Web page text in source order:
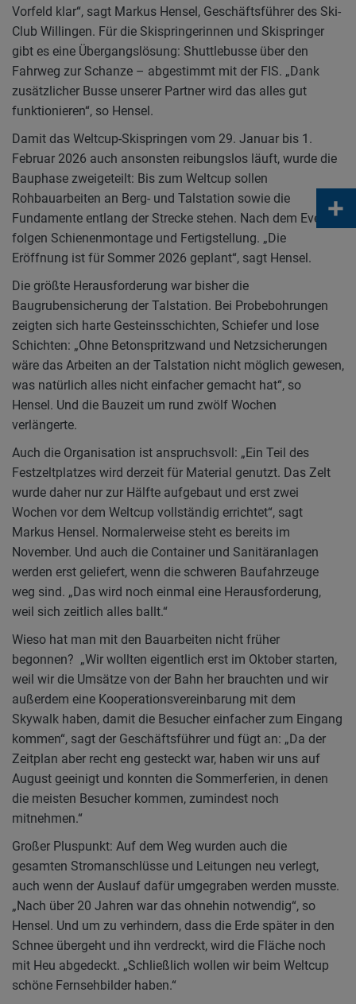
Vorfeld klar“, sagt Markus Hensel, Geschäftsführer des Ski-
Club Willingen. Für die Skispringerinnen und Skispringer
gibt es eine Übergangslösung: Shuttlebusse über den
Fahrweg zur Schanze – abgestimmt mit der FIS. „Dank
zusätzlicher Busse unserer Partner wird das alles gut
funktionieren“, so Hensel.
Damit das Weltcup-Skispringen vom 29. Januar bis 1.
Februar 2026 auch ansonsten reibungslos läuft, wurde die
Bauphase zweigeteilt: Bis zum Weltcup sollen
Rohbauarbeiten an Berg- und Talstation sowie die
Fundamente entlang der Strecke stehen. Nach dem Event
folgen Schienenmontage und Fertigstellung. „Die
Eröffnung ist für Sommer 2026 geplant“, sagt Hensel.
Die größte Herausforderung war bisher die
Baugrubensicherung der Talstation. Bei Probebohrungen
zeigten sich harte Gesteinsschichten, Schiefer und lose
Schichten: „Ohne Betonspritzwand und Netzsicherungen
wäre das Arbeiten an der Talstation nicht möglich gewesen,
was natürlich alles nicht einfacher gemacht hat“, so
Hensel. Und die Bauzeit um rund zwölf Wochen
verlängerte.
Auch die Organisation ist anspruchsvoll: „Ein Teil des
Festzeltplatzes wird derzeit für Material genutzt. Das Zelt
wurde daher nur zur Hälfte aufgebaut und erst zwei
Wochen vor dem Weltcup vollständig errichtet“, sagt
Markus Hensel. Normalerweise steht es bereits im
November. Und auch die Container und Sanitäranlagen
werden erst geliefert, wenn die schweren Baufahrzeuge
weg sind. „Das wird noch einmal eine Herausforderung,
weil sich zeitlich alles ballt.“
Wieso hat man mit den Bauarbeiten nicht früher
begonnen? „Wir wollten eigentlich erst im Oktober starten,
weil wir die Umsätze von der Bahn her brauchten und wir
außerdem eine Kooperationsvereinbarung mit dem
Skywalk haben, damit die Besucher einfacher zum Eingang
kommen“, sagt der Geschäftsführer und fügt an: „Da der
Zeitplan aber recht eng gesteckt war, haben wir uns auf
August geeinigt und konnten die Sommerferien, in denen
die meisten Besucher kommen, zumindest noch
mitnehmen.“
Großer Pluspunkt: Auf dem Weg wurden auch die
gesamten Stromanschlüsse und Leitungen neu verlegt,
auch wenn der Auslauf dafür umgegraben werden musste.
„Nach über 20 Jahren war das ohnehin notwendig“, so
Hensel. Und um zu verhindern, dass die Erde später in den
Schnee übergeht und ihn verdreckt, wird die Fläche noch
mit Heu abgedeckt. „Schließlich wollen wir beim Weltcup
schöne Fernsehbilder haben.“
+